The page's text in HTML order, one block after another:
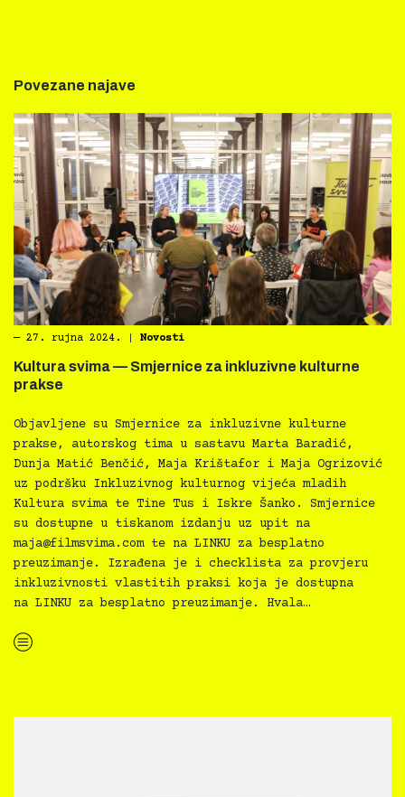
Povezane najave
― 27. rujna 2024. Novosti
Kultura svima — Smjernice za inkluzivne kulturne
prakse
Objavljene su Smjernice za inkluzivne kulturne
prakse, autorskog tima u sastavu Marta Baradić,
Dunja Matić Benčić, Maja Krištafor i Maja Ogrizović
uz podršku Inkluzivnog kulturnog vijeća mladih
Kultura svima te Tine Tus i Iskre Šanko. Smjernice
su dostupne u tiskanom izdanju uz upit na
maja@filmsvima.comte na LINKU za besplatno
preuzimanje. Izrađena je i checklista za provjeru
inkluzivnosti vlastitih praksi koja je dostupna
na LINKU za besplatno preuzimanje. Hvala…
“Kultura svima — Smjernice za inkluzivne kulturne prakse”